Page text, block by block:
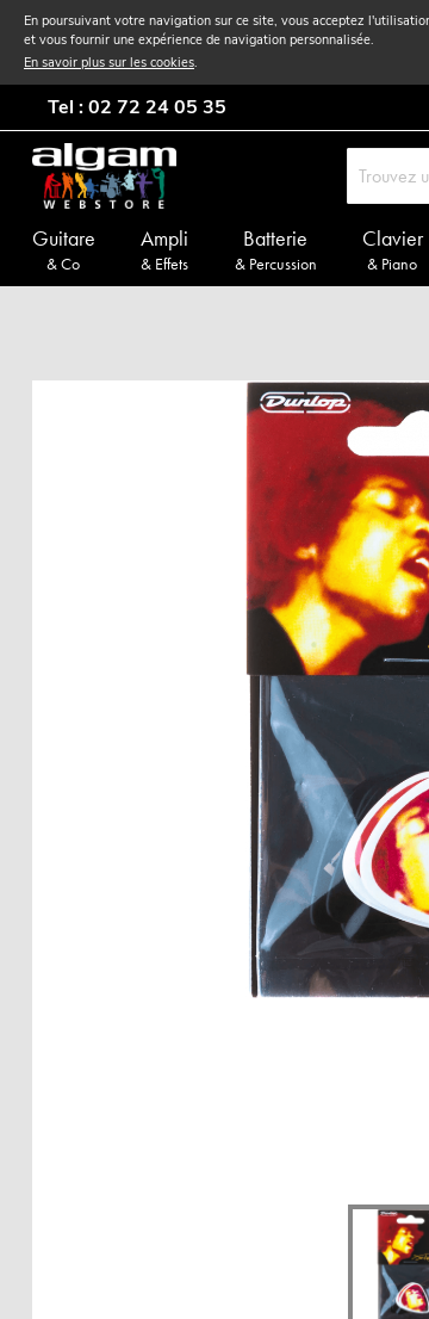
En poursuivant votre navigation sur ce site, vous acceptez
et vous fournir une expérience de navigation personnalisée.
En savoir plus sur les cookies.
Tel : 02 72 24 05 35
Guitare
& Co
Ampli
& Effets
Batterie
& Percussion
Clavier
& Piano